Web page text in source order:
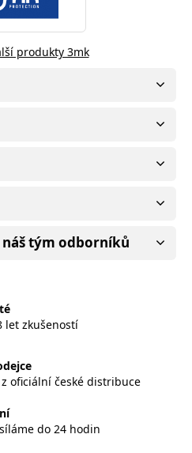
produkty 3mk
tým odborníků
let zkušeností
oficiální české distribuce
do 24 hodin